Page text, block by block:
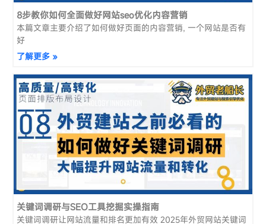
8步教你如何全面做好网站seo优化内容营销
本篇文章主要介绍了如何做好页面的内容营销, 一个网站是否有
好
了解更多 »
关键词调研与SEO工具挖掘实操指南
关键词调研让网站流量和排名更加有效 2025年外贸网站关键词